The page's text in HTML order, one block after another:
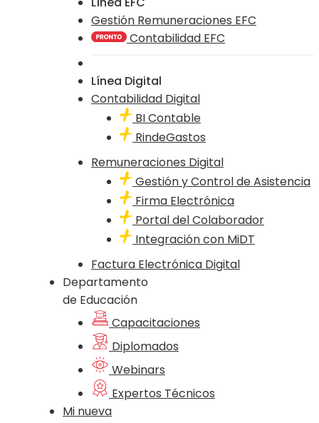
Gestión Remuneraciones EFC
Contabilidad EFC
Línea Digital
Contabilidad Digital
BI Contable
RindeGastos
Remuneraciones Digital
Gestión y Control de Asistencia
Firma Electrónica
Portal del Colaborador
Integración con MiDT
Factura Electrónica Digital
Departamento
de Educación
Capacitaciones
Diplomados
Webinars
Expertos Técnicos
Mi nueva